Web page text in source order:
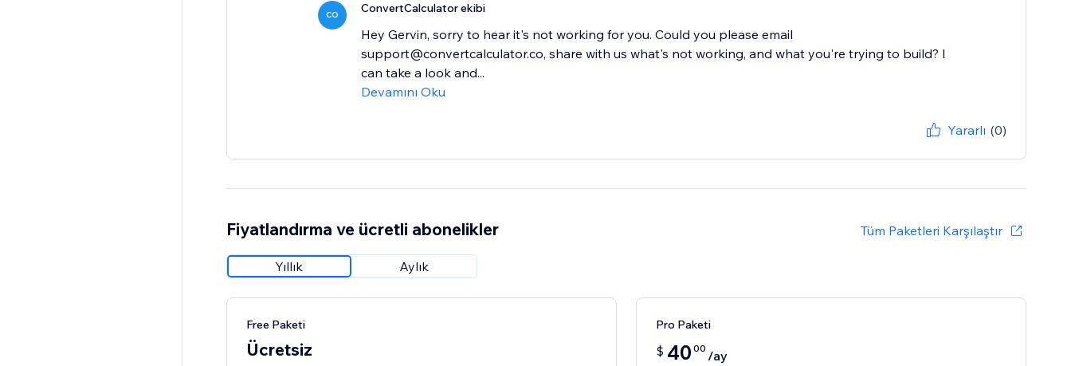
CO ConvertCalculator ekibi
Hey Gervin, sorry to hear it's not working for you. Could you please email
support@convertcalculator.co, share with us what's not working, and what you're trying to build? I
can take a look and...
Devamını Oku
Yararlı (0)
Fiyatlandırma ve ücretli abonelikler Tüm Paketleri Karşılaştır
Yıllık Aylık
Free Paketi
Ücretsiz
Pro Paketi
$ 40 00 /ay